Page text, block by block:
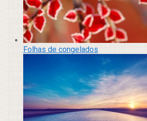
Folhas de congelados